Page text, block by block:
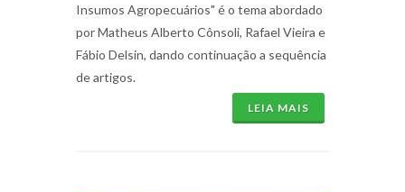
Insumos Agropecuários" é o tema abordado
por Matheus Alberto Cônsoli, Rafael Vieira e
Fábio Delsin, dando continuação a sequência
de artigos.
LEIA MAIS